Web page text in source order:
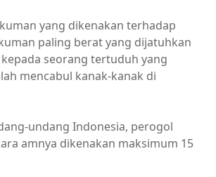
yang dikenakan terhadap
paling berat yang dijatuhkan
seorang tertuduh yang
mencabul kanak-kanak di
undang Indonesia, perogol
amnya dikenakan maksimum 15